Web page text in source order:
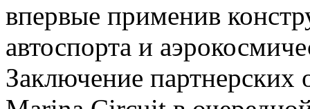
впервые применив
автоспорта и
Заключение